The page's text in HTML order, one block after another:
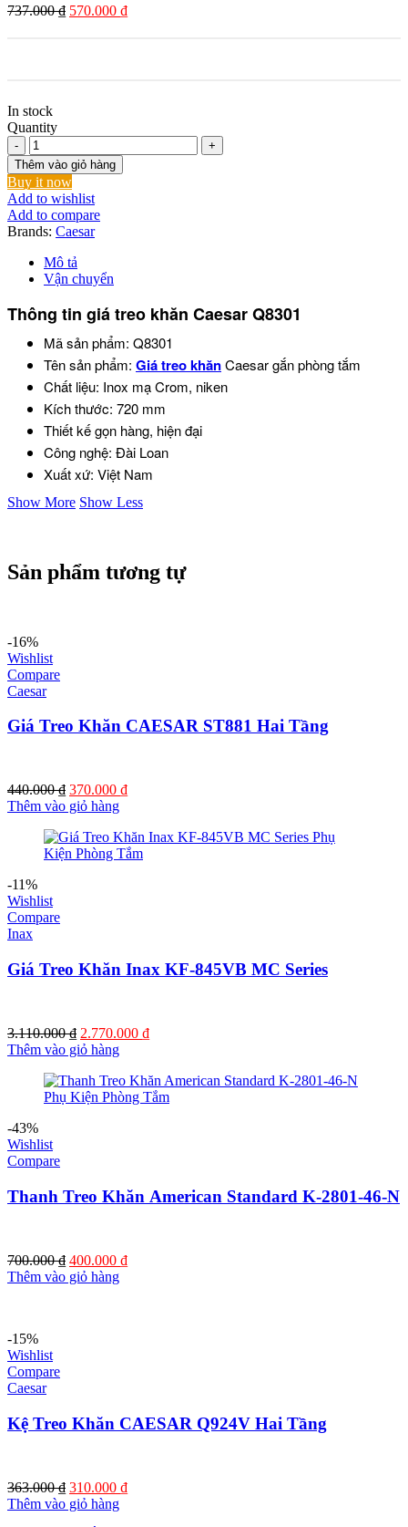
737.000₫ Giá
570.000 ₫Giá
In stock
Quantity
Thanh
Treo
Khăn
Inox
CAESAR
Q8301
720mm
số
lượng
Thêm vào giỏ hàng
Buy it now
Add to wishlist
Add to compare
Brands: Caesar
Mô tả
Vận chuyển
Thông tin giá treo khăn CaesarQ8301
Mã sản phẩm: Q8301
Tên sản phẩm: Giá treo khănCaesar gắn phòng tắm
Chất liệu: Inox mạ Crom, niken
Kích thước: 720 mm
Thiết kế gọn hàng, hiện đại
Công nghệ: Đài Loan
Xuất xứ: Việt Nam
Show More Show Less
Sản phẩm tương tự
-16%
Wishlist
Compare
Caesar
Giá Treo Khăn CAESAR ST881 Hai Tầng
440.000₫ Giá
gốc
440.000 ₫.
370.000 ₫Giá
là:
370.000 ₫.
Thêm vào giỏ hàng
-11%
Wishlist
Compare
Inax
Giá Treo Khăn Inax KF-845VB MC Series
3.110.000₫ Giá
gốc
3.110.000 ₫.
2.770.000 ₫Giá
là:
2.770.000 ₫.
Thêm vào giỏ hàng
-43%
Wishlist
Compare
Thanh Treo Khăn American Standard K-2801-46-N
700.000₫ Giá
gốc
400.000 ₫Giá
Thêm vào giỏ hàng
-15%
Wishlist
Compare
Caesar
Kệ Treo Khăn CAESAR Q924V Hai Tầng
363.000₫ Giá
gốc
310.000 ₫Giá
Thêm vào giỏ hàng